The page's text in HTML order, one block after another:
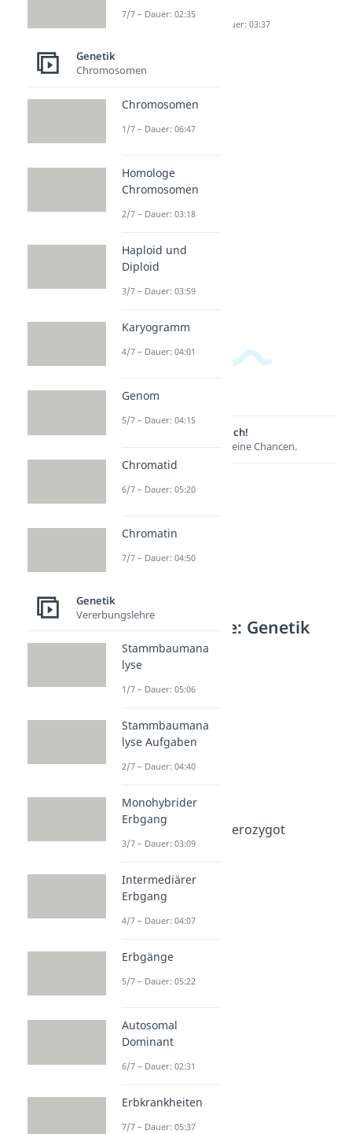
Dauer: 03:37
Lernen lohnt sich!
Entdecke hier deine Chancen.
Weitere Inhalte: Genetik
Gene
Genetik
Dauer: 05:16
Genotyp
Dauer: 03:51
Phänotyp
Allel
Dauer: 04:40
Homozygot und Heterozygot
Dauer: 03:58
Dauer: 02:35
7/7 – Dauer: 02:35
Genetik
Chromosomen
Chromosomen
1/7 – Dauer: 06:47
Homologe
Chromosomen
2/7 – Dauer: 03:18
Haploid und
Diploid
3/7 – Dauer: 03:59
Karyogramm
4/7 – Dauer: 04:01
Genom
5/7 – Dauer: 04:15
Chromatid
6/7 – Dauer: 05:20
Chromatin
7/7 – Dauer: 04:50
Genetik
Vererbungslehre
Stammbaumana
lyse
1/7 – Dauer: 05:06
Stammbaumana
lyse Aufgaben
2/7 – Dauer: 04:40
Monohybrider
Erbgang
3/7 – Dauer: 03:09
Intermediärer
Erbgang
4/7 – Dauer: 04:07
Erbgänge
5/7 – Dauer: 05:22
Autosomal
Dominant
6/7 – Dauer: 02:31
Erbkrankheiten
7/7 – Dauer: 05:37